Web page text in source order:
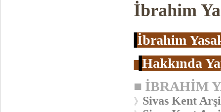
İbrahim
İbrahim
Hakkında
■ İBRAHİM
》 Sivas Kent